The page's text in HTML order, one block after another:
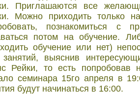
Приглашаются все
Можно приходить только
познакомиться с
потом на обучение.
обучение или нет)
выяснив
Рейки, то есть попробовав
семинара 15го апреля в
будут начинаться в 16:00.